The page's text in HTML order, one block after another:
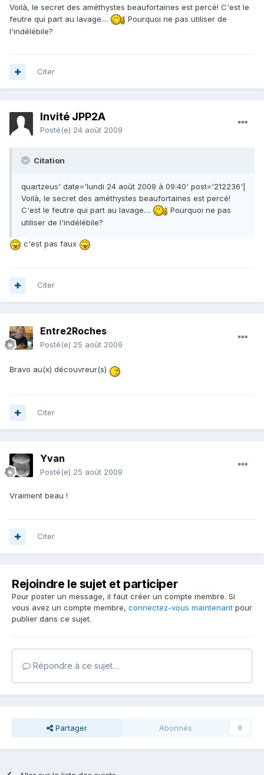
Voilà, le secret des améthystes beaufortaines est percé! C'est le
feutre qui part au lavage....
Pourquoi ne pas utiliser de
l'indélébile?
Citer
Invité JPP2A
Posté(e) 24 août 2009
Citation
quartzeus' date='lundi 24 août 2009 à 09:40' post='212236']
Voilà, le secret des améthystes beaufortaines est percé!
C'est le feutre qui part au lavage....
Pourquoi ne pas
utiliser de l'indélébile?
c'est pas faux
Citer
Entre2Roches
Posté(e) 25 août 2009
Bravo au(x) découvreur(s)
Citer
Yvan
Posté(e) 25 août 2009
Vraiment beau !
Citer
Rejoindre le sujet et participer
Pour poster un message, il faut créer un compte membre. Si
vous avez un compte membre, connectez-vous maintenant pour
publier dans ce sujet.
Répondre à ce sujet…
Partager Abonnés 0